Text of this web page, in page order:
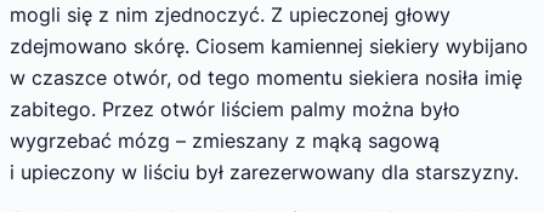
mogli się z nim zjednoczyć. Z upieczonej głowy
zdejmowano skórę. Ciosem kamiennej siekiery wybijano
w czaszce otwór, od tego momentu siekiera nosiła imię
zabitego. Przez otwór liściem palmy można było
wygrzebać mózg – zmieszany z mąką sagową
i upieczony w liściu był zarezerwowany dla starszyzny.